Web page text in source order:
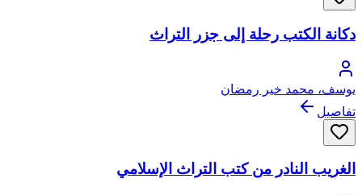
دكانة الكتب رحلة إلى جزر التراث
يوسف، محمد خير رمضان
تفاصيل
الغريب النادر من كتب التراث الإسلامي